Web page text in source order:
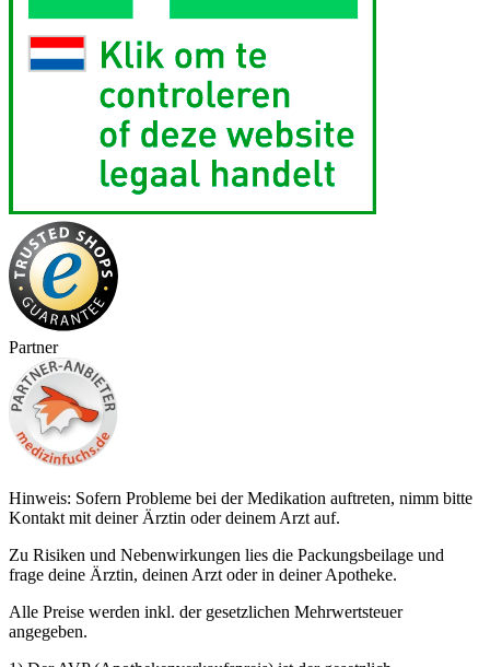
Partner
Hinweis: Sofern Probleme bei der Medikation auftreten, nimm bitte
Kontakt mit deiner Ärztin oder deinem Arzt auf.
Zu Risiken und Nebenwirkungen lies die Packungsbeilage und
frage deine Ärztin, deinen Arzt oder in deiner Apotheke.
Alle Preise werden inkl. der gesetzlichen Mehrwertsteuer
angegeben.